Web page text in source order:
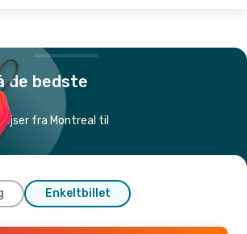
de bedste
fra Montreal til
Enkeltbillet